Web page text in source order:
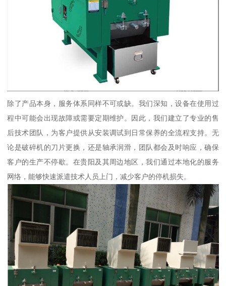
除了产品本身，服务体系同样不可或缺。我们深知，设备在使用过
程中可能会出现故障或需要定期维护。因此，我们建立了专业的售
后技术团队，为客户提供从安装调试到日常保养的全流程支持。无
论是破碎机的刀片更换，还是轴承润滑，团队都会及时响应，确保
客户的生产不停歇。在贵阳及其周边地区，我们通过本地化的服务
网络，能够快速派遣技术人员上门，减少客户的停机损失。